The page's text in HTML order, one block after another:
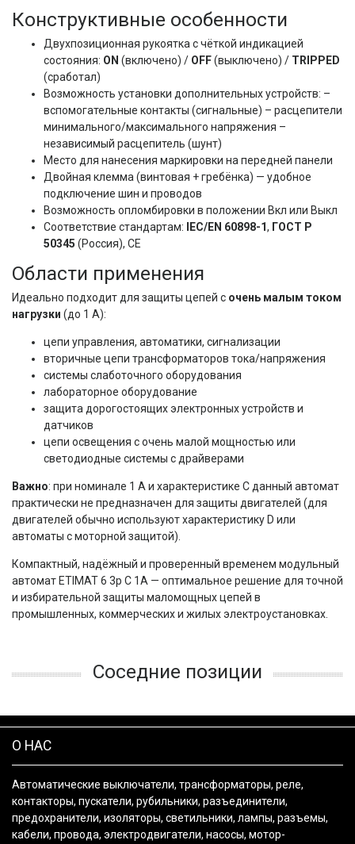
Конструктивные особенности
Двухпозиционная рукоятка с чёткой индикацией
состояния: ON (включено) / OFF(выключено) / TRIPPED
(сработал)
Возможность установки дополнительных устройств: –
вспомогательные контакты (сигнальные) – расцепители
минимального/максимального напряжения –
независимый расцепитель (шунт)
Место для нанесения маркировки на передней панели
Двойная клемма (винтовая + гребёнка) — удобное
подключение шин и проводов
Возможность опломбировки в положении Вкл или Выкл
Соответствие стандартам:
IEC/EN 60898-1, ГОСТ Р
50345 (Россия), CE
Области применения
Идеально подходит для защиты цепей с очень малым током
нагрузки (до 1 А):
цепи управления, автоматики, сигнализации
вторичные цепи трансформаторов тока/напряжения
системы слаботочного оборудования
лабораторное оборудование
защита дорогостоящих электронных устройств и
датчиков
цепи освещения с очень малой мощностью или
светодиодные системы с драйверами
Важно: при номинале 1 А и характеристике C данный автомат
практически не предназначен для защиты двигателей (для
двигателей обычно используют характеристику D или
автоматы с моторной защитой).
Компактный, надёжный и проверенный временем модульный
автомат ETIMAT 6 3p C 1A — оптимальное решение для точной
и избирательной защиты маломощных цепей в
промышленных, коммерческих и жилых электроустановках.
Соседние позиции
О НАС
Автоматические выключатели, трансформаторы, реле,
контакторы, пускатели, рубильники, разъединители,
предохранители, изоляторы, светильники, лампы, разъемы,
кабели, провода, электродвигатели, насосы, мотор-